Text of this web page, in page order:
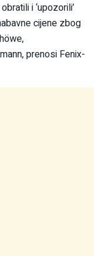
i ‘upozorili’
cijene zbog
prenosi Fenix-